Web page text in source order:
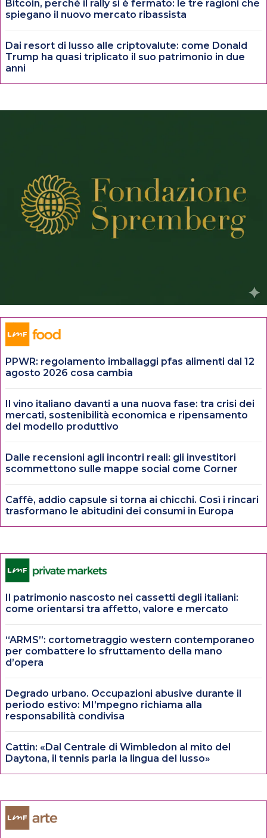
Bitcoin, perché il rally si è fermato: le tre ragioni che
spiegano il nuovo mercato ribassista
Dai resort di lusso alle criptovalute: come Donald
Trump ha quasi triplicato il suo patrimonio in due
anni
PPWR: regolamento imballaggi pfas alimenti dal 12
agosto 2026 cosa cambia
Il vino italiano davanti a una nuova fase: tra crisi dei
mercati, sostenibilità economica e ripensamento
del modello produttivo
Dalle recensioni agli incontri reali: gli investitori
scommettono sulle mappe social come Corner
Caffè, addio capsule si torna ai chicchi. Così i rincari
trasformano le abitudini dei consumi in Europa
Il patrimonio nascosto nei cassetti degli italiani:
come orientarsi tra affetto, valore e mercato
“ARMS”: cortometraggio western contemporaneo
per combattere lo sfruttamento della mano
d’opera
Degrado urbano. Occupazioni abusive durante il
periodo estivo: MI’mpegno richiama alla
responsabilità condivisa
Cattin: «Dal Centrale di Wimbledon al mito del
Daytona, il tennis parla la lingua del lusso»